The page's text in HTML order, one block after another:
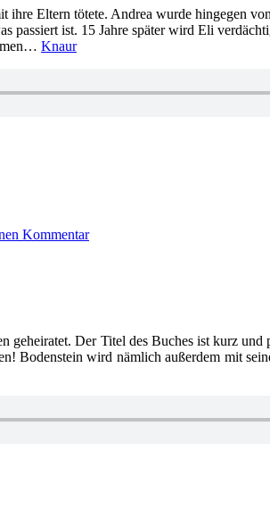
Eltern tötete. Andrea wurde hingegen
ist. 15 Jahre später wird Eli
Knaur
KommentarNina
Der Titel des Buches ist kurz
Bodenstein wird nämlich außerdem mit